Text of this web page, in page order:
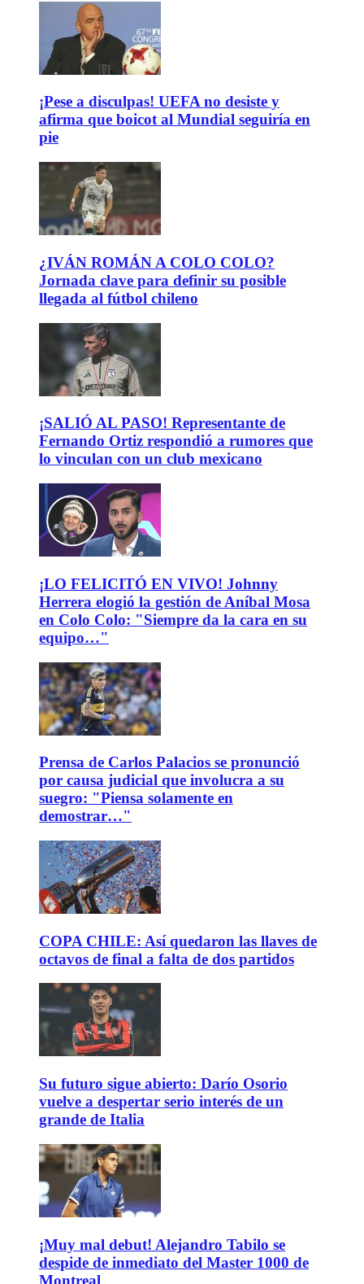
¡Pese a disculpas! UEFA no desiste y
afirma que boicot al Mundial seguiría en
pie
¿IVÁN ROMÁN A COLO COLO?
Jornada clave para definir su posible
llegada al fútbol chileno
¡SALIÓ AL PASO! Representante de
Fernando Ortiz respondió a rumores que
lo vinculan con un club mexicano
¡LO FELICITÓ EN VIVO! Johnny
Herrera elogió la gestión de Aníbal Mosa
en Colo Colo: "Siempre da la cara en su
equipo…"
Prensa de Carlos Palacios se pronunció
por causa judicial que involucra a su
suegro: "Piensa solamente en
demostrar…"
COPA CHILE: Así quedaron las llaves de
octavos de final a falta de dos partidos
Su futuro sigue abierto: Darío Osorio
vuelve a despertar serio interés de un
grande de Italia
¡Muy mal debut! Alejandro Tabilo se
despide de inmediato del Master 1000 de
Montreal